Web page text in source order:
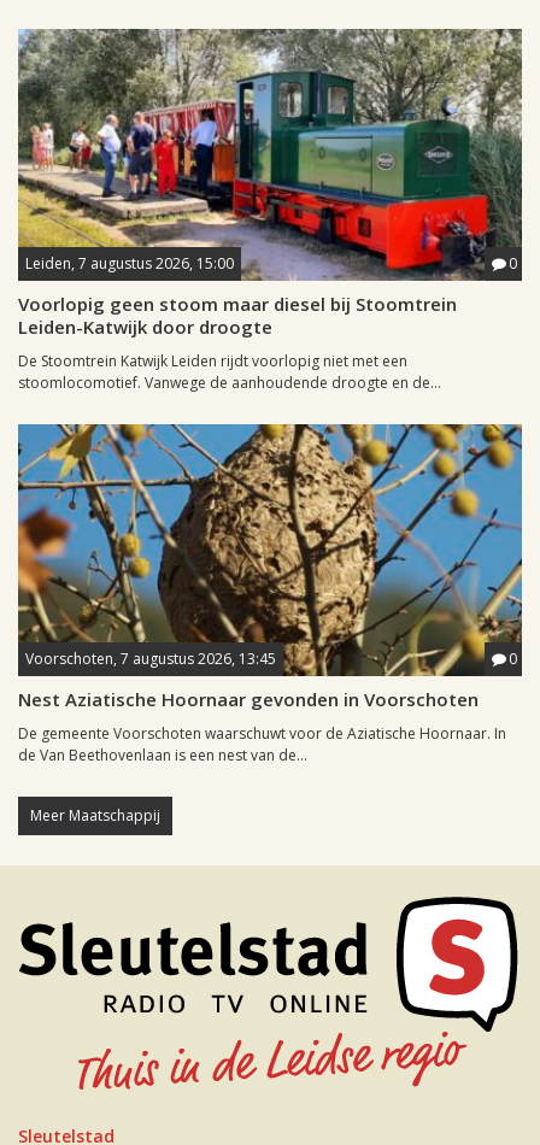
Leiden, 7 augustus 2026, 15:00 0
Voorlopig geen stoom maar diesel bij Stoomtrein
Leiden-Katwijk door droogte
De Stoomtrein Katwijk Leiden rijdt voorlopig niet met een
stoomlocomotief. Vanwege de aanhoudende droogte en de...
Voorschoten, 7 augustus 2026, 13:45 0
Nest Aziatische Hoornaar gevonden in Voorschoten
De gemeente Voorschoten waarschuwt voor de Aziatische Hoornaar. In
de Van Beethovenlaan is een nest van de...
Meer Maatschappij
Sleutelstad